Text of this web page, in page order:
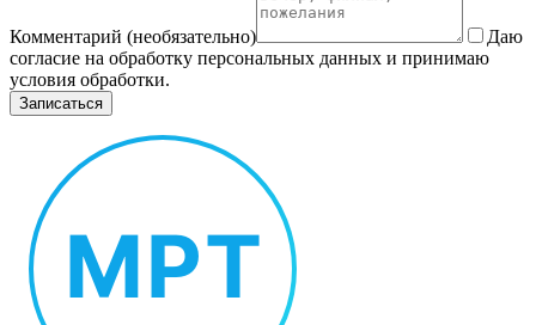
Комментарий (необязательно)
Даю
согласие на обработку персональных данных и принимаю
условия обработки.
Записаться